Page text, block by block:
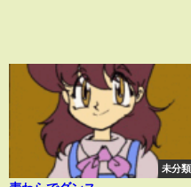
未分類